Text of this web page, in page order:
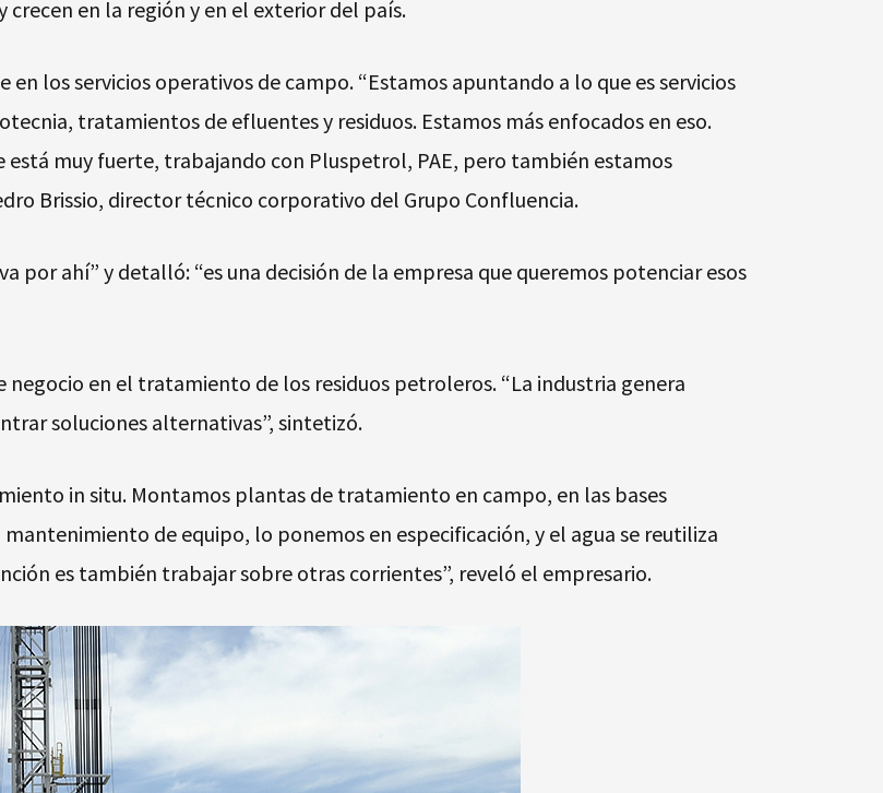
crecen en la región y en el exterior del país.
los servicios operativos de campo. “Estamos apuntando a lo que es servicios
tratamientos de efluentes y residuos. Estamos más enfocados en eso.
está muy fuerte, trabajando con Pluspetrol, PAE, pero también estamos
Brissio, director técnico corporativo del Grupo Confluencia.
por ahí” y detalló: “es una decisión de la empresa que queremos potenciar esos
en el tratamiento de los residuos petroleros. “La industria genera
soluciones alternativas”, sintetizó.
in situ. Montamos plantas de tratamiento en campo, en las bases
de equipo, lo ponemos en especificación, y el agua se reutiliza
es también trabajar sobre otras corrientes”, reveló el empresario.